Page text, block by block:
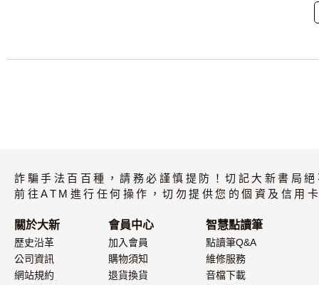
詐騙手法百百種，請務必謹慎提防！切記大新書局
前往ATM進行任何操作，切勿提供您的個資及信用
關於大新
歷史沿革
公司資訊
網站規約
會員中心
加入會員
購物須知
退貨換貨
智慧點讀筆
點讀筆Q&A
維修服務
音檔下載